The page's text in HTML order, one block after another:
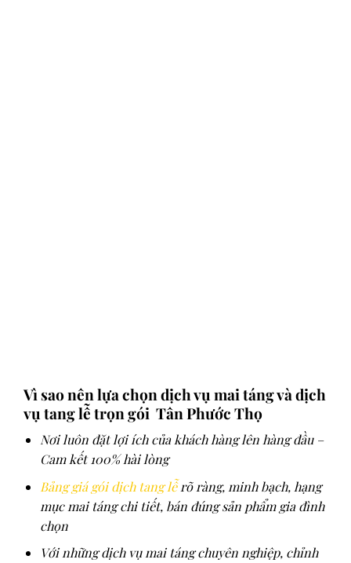
Vì sao nên lựa chọn dịch vụ mai táng và dịch
vụ tang lễ trọn gói Tân Phước Thọ
Nơi luôn đặt lợi ích của khách hàng lên hàng đầu –
Cam kết 100% hài lòng
Bảng giá gói dịch tang lễrõ ràng, minh bạch, hạng
mục mai táng chi tiết, bán đúng sản phẩm gia đình
chọn
Với những dịch vụ mai táng chuyên nghiệp, chỉnh